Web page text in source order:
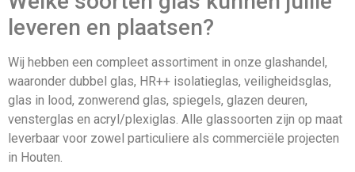
leveren en plaatsen?
Wij hebben een compleet assortiment in onze glashandel,
waaronder dubbel glas, HR++ isolatieglas, veiligheidsglas,
glas in lood, zonwerend glas, spiegels, glazen deuren,
vensterglas en acryl/plexiglas. Alle glassoorten zijn op maat
leverbaar voor zowel particuliere als commerciële projecten
in Houten.